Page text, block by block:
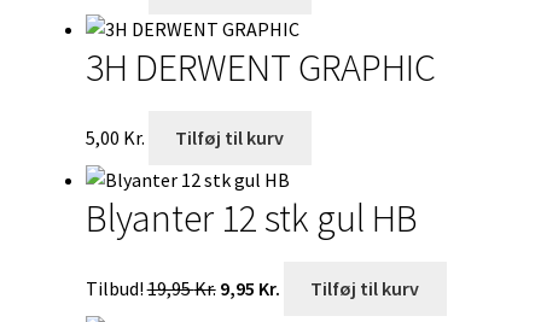
3H DERWENT GRAPHIC
5,00 Kr. Tilføj til kurv
Blyanter 12 stk gul HB
Tilbud!19,95Kr.
oprindelige
9,95 Kr. Tilføj til kurv